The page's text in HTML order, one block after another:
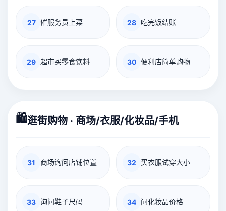
27 催服务员上菜 28 吃完饭结账
29 超市买零食饮料 30 便利店简单购物
🛍️逛街购物 · 商场/衣服/化妆品/手机
31 商场询问店铺位置 32 买衣服试穿大小
33 询问鞋子尺码 34 问化妆品价格